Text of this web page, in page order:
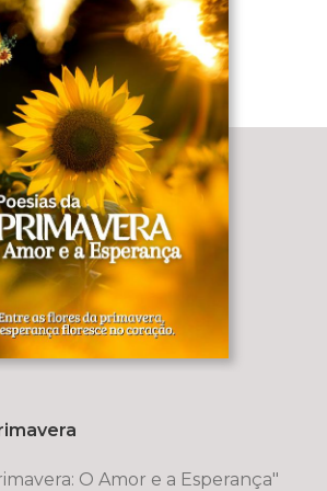
O Amor e a Esperança"